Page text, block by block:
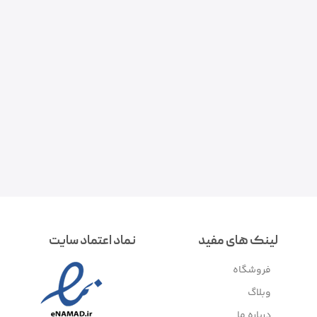
لینک های مفید
فروشگاه
وبلاگ
نماد اعتماد سایت